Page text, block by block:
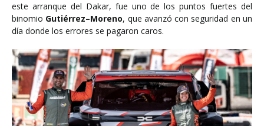
este arranque del Dakar, fue uno de los puntos fuertes del
binomio Gutiérrez–Moreno, que avanzó con seguridad en un
día donde los errores se pagaron caros.